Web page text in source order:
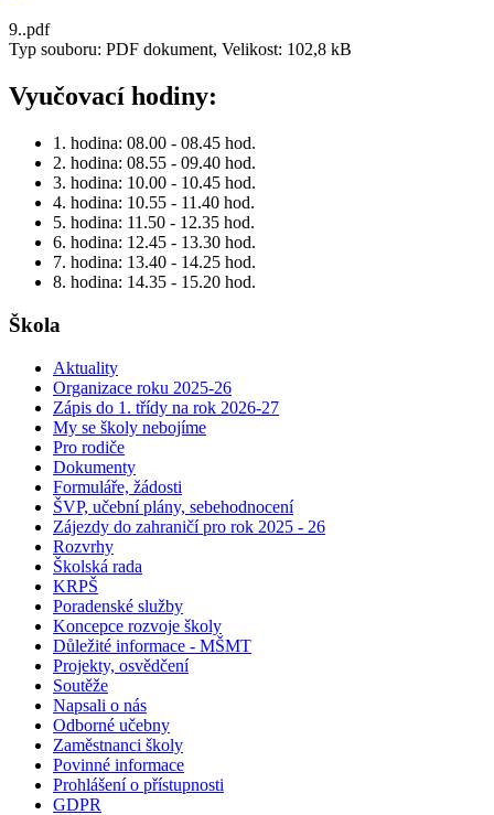
9..pdf
Typ souboru: PDF dokument, Velikost: 102,8 kB
Vyučovací hodiny:
1. hodina: 08.00 - 08.45 hod.
2. hodina: 08.55 - 09.40 hod.
3. hodina: 10.00 - 10.45 hod.
4. hodina: 10.55 - 11.40 hod.
5. hodina: 11.50 - 12.35 hod.
6. hodina: 12.45 - 13.30 hod.
7. hodina: 13.40 - 14.25 hod.
8. hodina: 14.35 - 15.20 hod.
Škola
Aktuality
Organizace roku 2025-26
Zápis do 1. třídy na rok 2026-27
My se školy nebojíme
Pro rodiče
Dokumenty
Formuláře, žádosti
ŠVP, učební plány, sebehodnocení
Zájezdy do zahraničí pro rok 2025 - 26
Rozvrhy
Školská rada
KRPŠ
Poradenské služby
Koncepce rozvoje školy
Důležité informace - MŠMT
Projekty, osvědčení
Soutěže
Napsali o nás
Odborné učebny
Zaměstnanci školy
Povinné informace
Prohlášení o přístupnosti
GDPR